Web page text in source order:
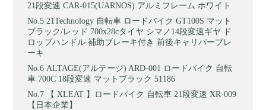
21段変速 CAR-015(UARNOS) アルミフレーム ホワイト
21Technology 自転車 ロードバイク GT100S マット
ブラック/レッド 700x28cタイヤ シマノ14段変速ギヤ ド
ロップハンドル 補助ブレーキ付き 前後キャリパーブレ
ーキ
ALTAGE(アルテージ) ARD-001 ロードバイク 自転
車 700C 18段変速 マットブラック 51186
【 XLEAT 】ロードバイク 自転車 21段変速 XR-009
【日本企業】